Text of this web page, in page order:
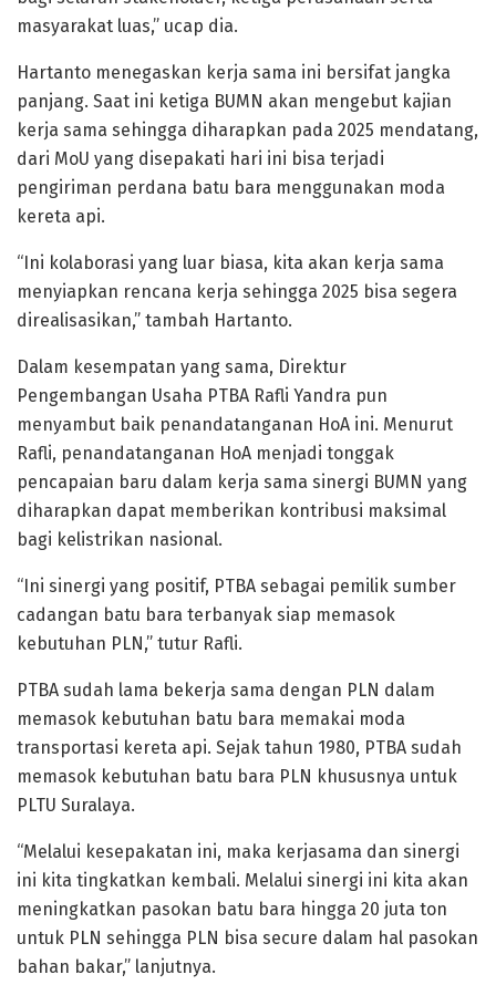
masyarakat luas,” ucap dia.
Hartanto menegaskan kerja sama ini bersifat jangka
panjang. Saat ini ketiga BUMN akan mengebut kajian
kerja sama sehingga diharapkan pada 2025 mendatang,
dari MoU yang disepakati hari ini bisa terjadi
pengiriman perdana batu bara menggunakan moda
kereta api.
“Ini kolaborasi yang luar biasa, kita akan kerja sama
menyiapkan rencana kerja sehingga 2025 bisa segera
direalisasikan,” tambah Hartanto.
Dalam kesempatan yang sama, Direktur
Pengembangan Usaha PTBA Rafli Yandra pun
menyambut baik penandatanganan HoA ini. Menurut
Rafli, penandatanganan HoA menjadi tonggak
pencapaian baru dalam kerja sama sinergi BUMN yang
diharapkan dapat memberikan kontribusi maksimal
bagi kelistrikan nasional.
“Ini sinergi yang positif, PTBA sebagai pemilik sumber
cadangan batu bara terbanyak siap memasok
kebutuhan PLN,” tutur Rafli.
PTBA sudah lama bekerja sama dengan PLN dalam
memasok kebutuhan batu bara memakai moda
transportasi kereta api. Sejak tahun 1980, PTBA sudah
memasok kebutuhan batu bara PLN khususnya untuk
PLTU Suralaya.
“Melalui kesepakatan ini, maka kerjasama dan sinergi
ini kita tingkatkan kembali. Melalui sinergi ini kita akan
meningkatkan pasokan batu bara hingga 20 juta ton
untuk PLN sehingga PLN bisa secure dalam hal pasokan
bahan bakar,” lanjutnya.